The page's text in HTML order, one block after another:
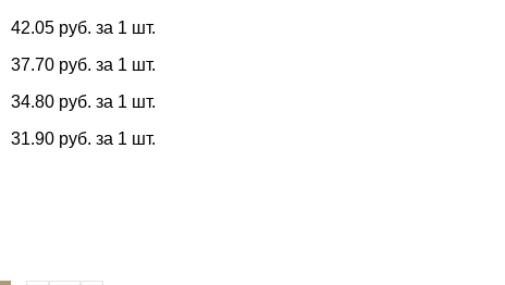
42.05 руб. за 1 шт.
37.70 руб. за 1 шт.
34.80 руб. за 1 шт.
31.90 руб. за 1 шт.